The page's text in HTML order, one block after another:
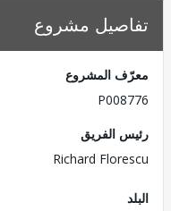
مشروع
المشروع
الفريق
Richard